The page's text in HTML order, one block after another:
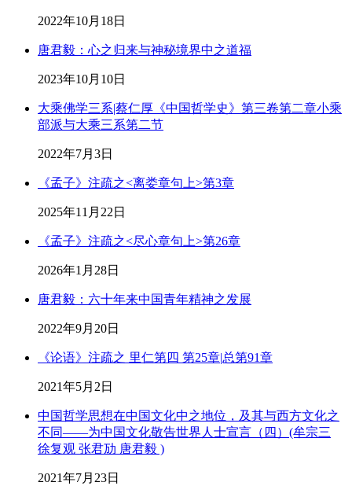
2022年10月18日
唐君毅：心之归来与神秘境界中之道福
2023年10月10日
大乘佛学三系|蔡仁厚《中国哲学史》第三卷第二章小乘
部派与大乘三系第二节
2022年7月3日
《孟子》注疏之<离娄章句上>第3章
2025年11月22日
《孟子》注疏之<尽心章句上>第26章
2026年1月28日
唐君毅：六十年来中国青年精神之发展
2022年9月20日
《论语》注疏之 里仁第四 第25章|总第91章
2021年5月2日
中国哲学思想在中国文化中之地位，及其与西方文化之
不同——为中国文化敬告世界人士宣言（四）(牟宗三
徐复观 张君劢 唐君毅 )
2021年7月23日